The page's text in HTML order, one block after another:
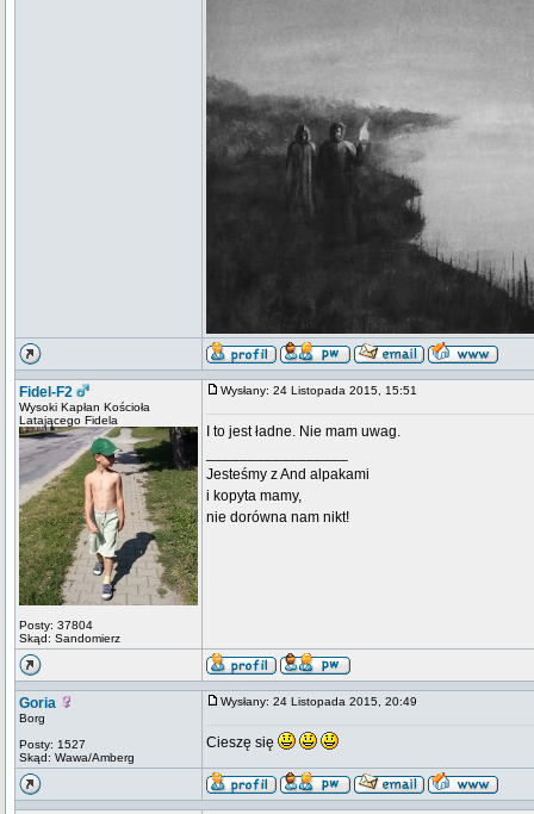
Fidel-F2
Wysoki Kapłan Kościoła
Latającego Fidela
Posty: 37804
Skąd: Sandomierz
Wysłany: 24 Listopada 2015, 15:51
I to jest ładne. Nie mam uwag.
Jesteśmy z And alpakami
i kopyta mamy,
nie dorówna nam nikt!
Goria
Borg
Posty: 1527
Skąd: Wawa/Amberg
Wysłany: 24 Listopada 2015, 20:49
Cieszę się